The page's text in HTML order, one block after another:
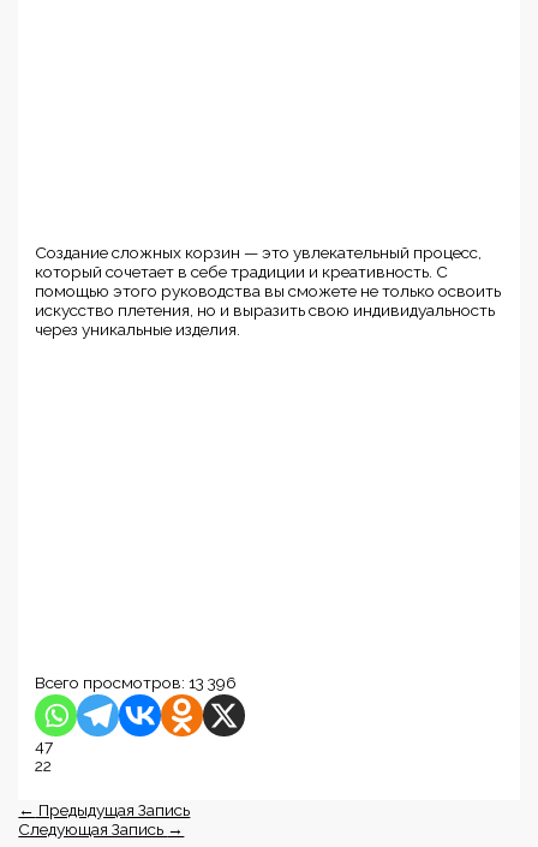
Создание сложных корзин — это увлекательный процесс,
который сочетает в себе традиции и креативность. С
помощью этого руководства вы сможете не только освоить
искусство плетения, но и выразить свою индивидуальность
через уникальные изделия.
Всего просмотров: 13 396
47
22
← Предыдущая Запись
Следующая Запись →